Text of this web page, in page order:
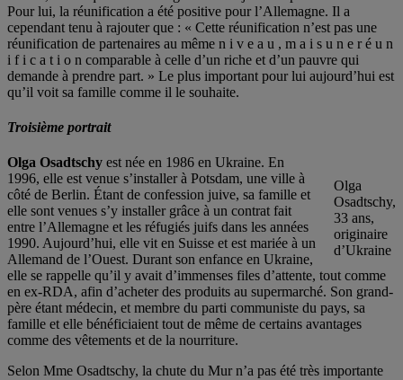
Pour lui, la réunification a été positive pour l’Allemagne. Il a
cependant tenu à rajouter que : « Cette réunification n’est pas une
réunification de partenaires au même n i v e a u , m a i s u n e r é u n
i f i c a t i o n comparable à celle d’un riche et d’un pauvre qui
demande à prendre part. » Le plus important pour lui aujourd’hui est
qu’il voit sa famille comme il le souhaite.
Troisième portrait
Olga
Osadtschy,
33 ans,
originaire
d’Ukraine
Olga Osadtschy est née en 1986 en Ukraine. En
1996, elle est venue s’installer à Potsdam, une ville à
côté de Berlin. Étant de confession juive, sa famille et
elle sont venues s’y installer grâce à un contrat fait
entre l’Allemagne et les réfugiés juifs dans les années
1990. Aujourd’hui, elle vit en Suisse et est mariée à un
Allemand de l’Ouest. Durant son enfance en Ukraine,
elle se rappelle qu’il y avait d’immenses files d’attente, tout comme
en ex-RDA, afin d’acheter des produits au supermarché. Son grand-
père étant médecin, et membre du parti communiste du pays, sa
famille et elle bénéficiaient tout de même de certains avantages
comme des vêtements et de la nourriture.
Selon Mme Osadtschy, la chute du Mur n’a pas été très importante